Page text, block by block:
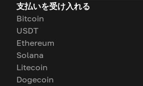
支払いを受け入れる
Bitcoin
USDT
Ethereum
Solana
Litecoin
Dogecoin